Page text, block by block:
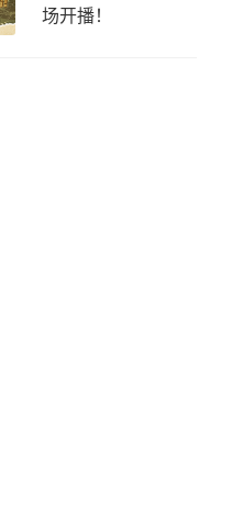
场开播！